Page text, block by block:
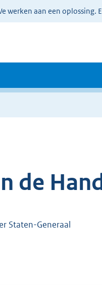
werken aan een oplossing.
de
Staten-Generaal